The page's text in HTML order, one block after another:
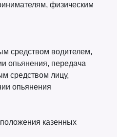
физическим
средством водителем,
опьянения, передача
средством лицу,
опьянения
казенных